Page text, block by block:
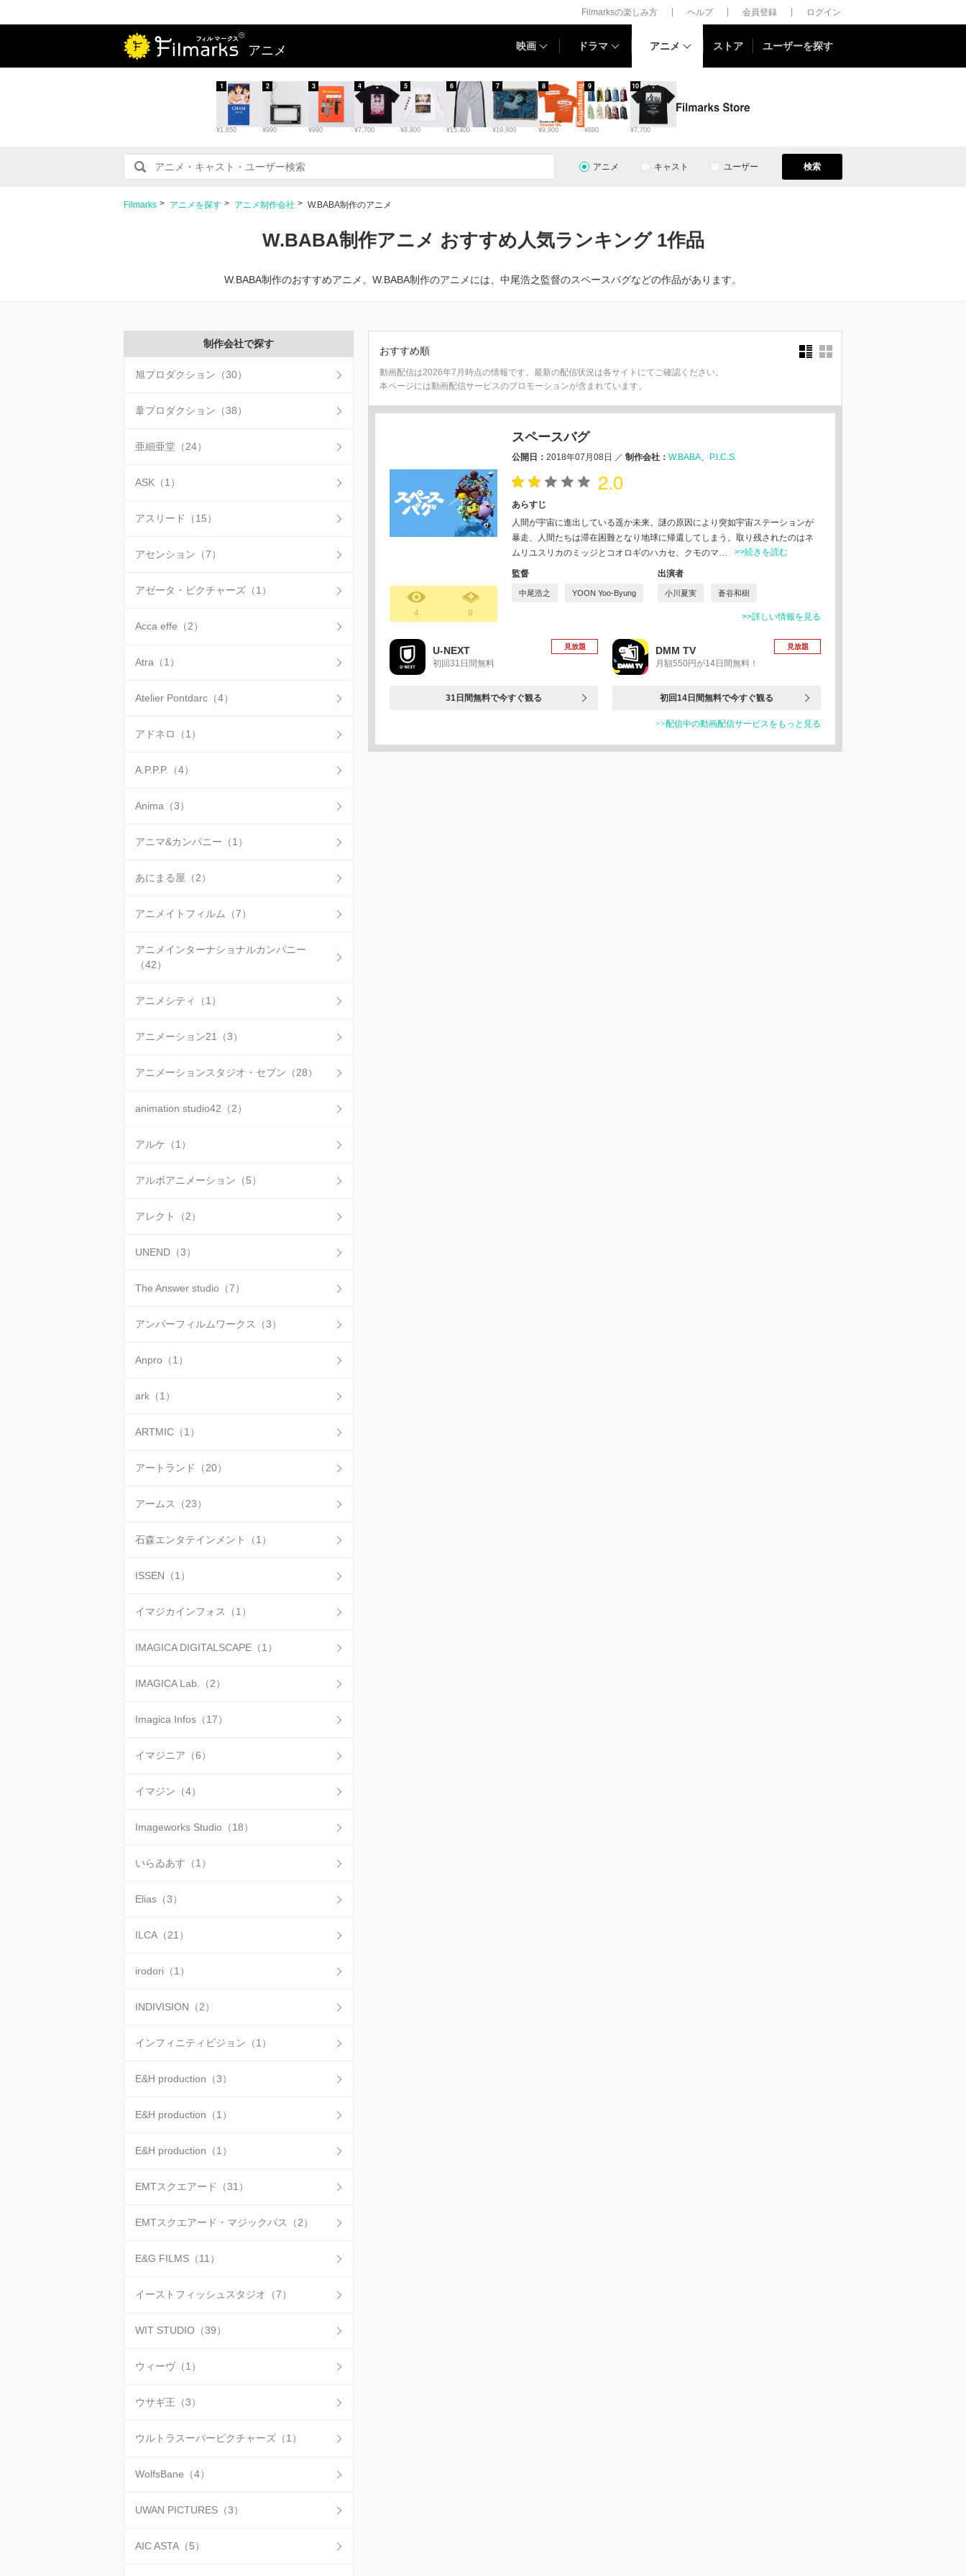
Filmarksの楽しみ方 ヘルプ 会員登録 ログイン
アニメ 映画 ドラマ アニメ ストア ユーザーを探す
¥1,650
1
¥990
2
¥990
3
¥7,700
4
¥8,800
5
¥15,400
6
¥19,800
7
¥9,900
8
¥880
9
¥7,700
10
アニメ キャスト ユーザー 検索
Filmarks アニメを探す アニメ制作会社 W.BABA制作のアニメ
W.BABA制作アニメ おすすめ人気ランキング 1作品
W.BABA制作のおすすめアニメ。W.BABA制作のアニメには、中尾浩之監督のスペースバグなどの作品があります。
制作会社で探す
旭プロダクション（30）
葦プロダクション（38）
亜細亜堂（24）
ASK（1）
アスリード（15）
アセンション（7）
アゼータ・ピクチャーズ（1）
Acca effe（2）
Atra（1）
Atelier Pontdarc（4）
アドネロ（1）
A.P.P.P.（4）
Anima（3）
アニマ&カンパニー（1）
あにまる屋（2）
アニメイトフィルム（7）
アニメインターナショナルカンパニー
（42）
アニメシティ（1）
アニメーション21（3）
アニメーションスタジオ・セブン（28）
animation studio42（2）
アルケ（1）
アルボアニメーション（5）
アレクト（2）
UNEND（3）
The Answer studio（7）
アンバーフィルムワークス（3）
Anpro（1）
ark（1）
ARTMIC（1）
アートランド（20）
アームス（23）
石森エンタテインメント（1）
ISSEN（1）
イマジカインフォス（1）
IMAGICA DIGITALSCAPE（1）
IMAGICA Lab.（2）
Imagica Infos（17）
イマジニア（6）
イマジン（4）
Imageworks Studio（18）
いらゐあす（1）
Elias（3）
ILCA（21）
irodori（1）
INDIVISION（2）
インフィニティビジョン（1）
E&H production（3）
E&H production（1）
E&H production（1）
EMTスクエアード（31）
EMTスクエアード・マジックバス（2）
E&G FILMS（11）
イーストフィッシュスタジオ（7）
WIT STUDIO（39）
ウィーヴ（1）
ウサギ王（3）
ウルトラスーパーピクチャーズ（1）
WolfsBane（4）
UWAN PICTURES（3）
AIC ASTA（5）
おすすめ順
動画配信は2026年7月時点の情報です。最新の配信状況は各サイトにてご確認ください。
本ページには動画配信サービスのプロモーションが含まれています。
4 9
スペースバグ
公開日： 2018年07月08日 ／ 制作会社： W.BABA P.I.C.S.
2.0
あらすじ
人間が宇宙に進出している遥か未来。謎の原因により突如宇宙ステーションが
暴走、人間たちは滞在困難となり地球に帰還してしまう。取り残されたのはネ
ムリユスリカのミッジとコオロギのハカセ、クモのマ…
>>続きを読む
監督
中尾浩之 YOON Yoo-Byung
出演者
小川夏実 蒼谷和樹
>>詳しい情報を見る
U-NEXT
初回31日間無料
見放題
31日間無料で今すぐ観る
DMM TV
月額550円が14日間無料！
見放題
初回14日間無料で今すぐ観る
>>配信中の動画配信サービスをもっと見る